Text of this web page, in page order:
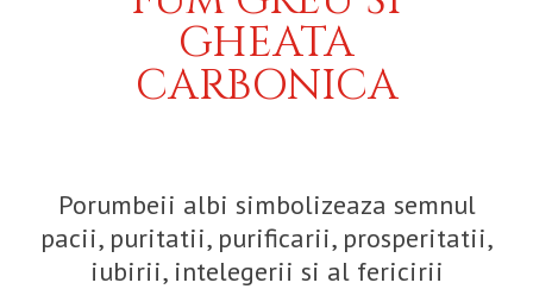
GHEATA
CARBONICA
Porumbeii albi simbolizeaza semnul
pacii, puritatii, purificarii, prosperitatii,
iubirii, intelegerii si al fericirii